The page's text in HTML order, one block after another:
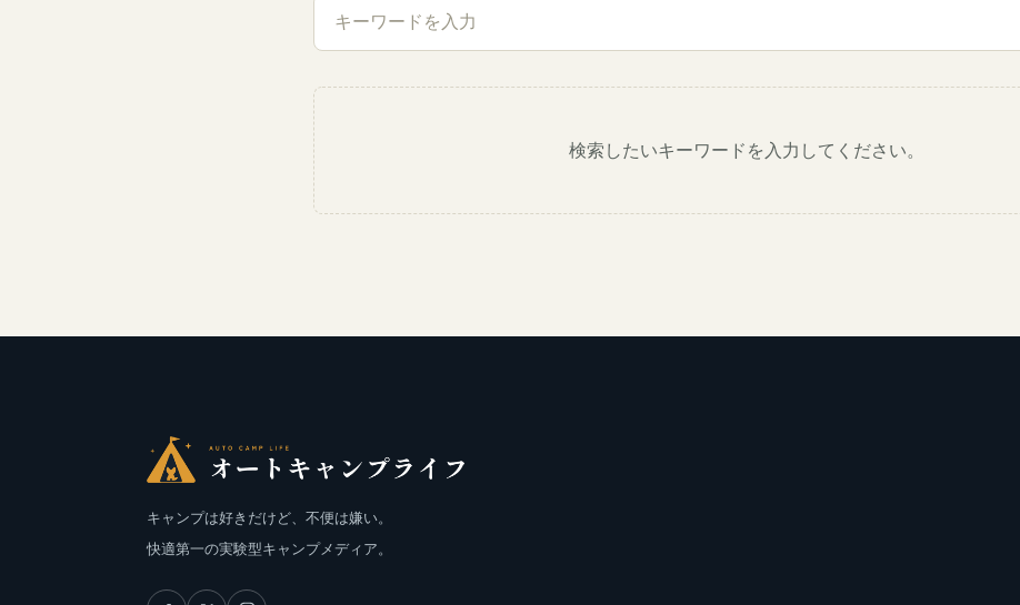
検索したいキーワードを入力してください。
キャンプは好きだけど、不便は嫌い。
快適第一の実験型キャンプメディア。